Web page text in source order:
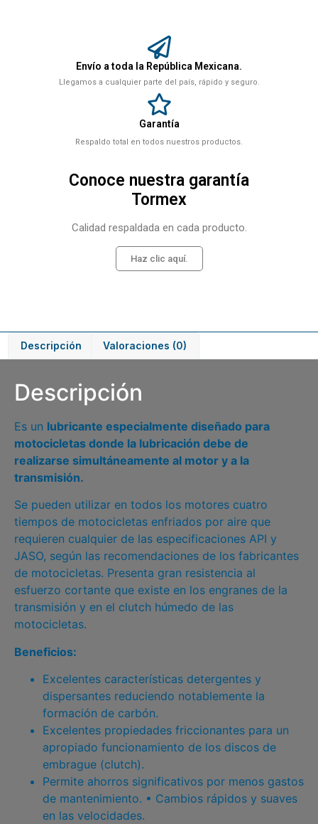
Envío a toda la República Mexicana.
Llegamos a cualquier parte del país, rápido y seguro.
Garantía
Respaldo total en todos nuestros productos.
Conoce nuestra garantía
Tormex
Calidad respaldada en cada producto.
Haz clic aquí.
Descripción Valoraciones (0)
Descripción
Es un lubricante especialmente diseñado para
motocicletas donde la lubricación debe de
realizarse simultáneamente al motor y a la
transmisión.
Se pueden utilizar en todos los motores cuatro
tiempos de motocicletas enfriados por aire que
requieren cualquier de las especificaciones API y
JASO, según las recomendaciones de los fabricantes
de motocicletas. Presenta gran resistencia al
esfuerzo cortante que existe en los engranes de la
transmisión y en el clutch húmedo de las
motocicletas.
Beneficios:
Excelentes características detergentes y
dispersantes reduciendo notablemente la
formación de carbón.
Excelentes propiedades friccionantes para un
apropiado funcionamiento de los discos de
embrague (clutch).
Permite ahorros significativos por menos gastos
de mantenimiento. • Cambios rápidos y suaves
en las velocidades.